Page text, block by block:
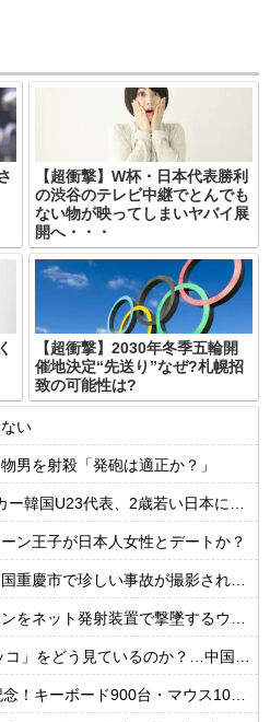
【超衝撃】W杯・日本代表勝利
の渋谷のテレビ中継でとんでも
ない物が映ってしまいヤバイ展
開へ・・・
【超衝撃】2030年冬季五輪開
催地決定“先送り”なぜ?札幌招
致の可能性は?
い
男を射殺「発砲は適正か？」
代表、2歳若い日本に負けると歴史的屈辱｣
ン王子が日本人女性とデートか？
慶市で珍しい事故が撮影される。
ット発射装置で撃墜するウクライナ。
どう見ているのか？…中国メディア！
100台無料でプレゼント！」→秋葉原が大変なことになってしまう